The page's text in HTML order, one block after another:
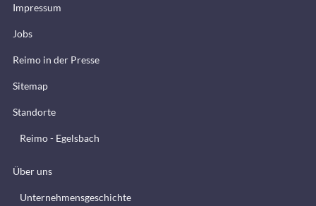
Impressum
Jobs
Reimo in der Presse
Sitemap
Standorte
Reimo - Egelsbach
Über uns
Unternehmensgeschichte